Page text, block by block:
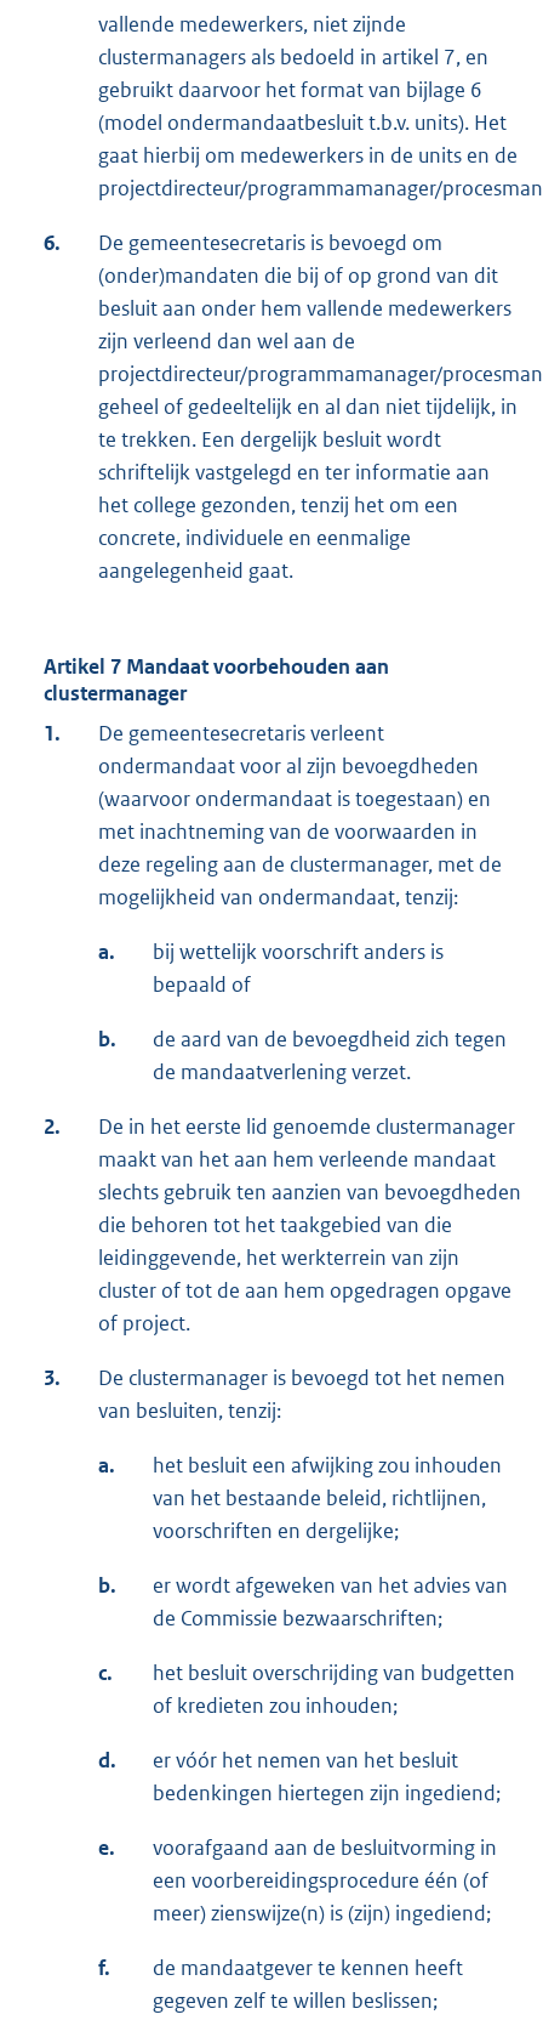
vallende medewerkers, niet zijnde
clustermanagers als bedoeld in artikel 7, en
gebruikt daarvoor het format van bijlage 6
(model ondermandaatbesluit t.b.v. units). Het
gaat hierbij om medewerkers in de units en de
projectdirecteur/programmamanager/
6.
De gemeentesecretaris is bevoegd om
(onder)mandaten die bij of op grond van dit
besluit aan onder hem vallende medewerkers
zijn verleend dan wel aan de
projectdirecteur/programmamanager/
geheel of gedeeltelijk en al dan niet tijdelijk, in
te trekken. Een dergelijk besluit wordt
schriftelijk vastgelegd en ter informatie aan
het college gezonden, tenzij het om een
concrete, individuele en eenmalige
aangelegenheid gaat.
Artikel 7 Mandaat voorbehouden aan
clustermanager
1.
De gemeentesecretaris verleent
ondermandaat voor al zijn bevoegdheden
(waarvoor ondermandaat is toegestaan) en
met inachtneming van de voorwaarden in
deze regeling aan de clustermanager, met de
mogelijkheid van ondermandaat, tenzij:
a.
bij wettelijk voorschrift anders is
bepaald of
b.
de aard van de bevoegdheid zich tegen
de mandaatverlening verzet.
2.
De in het eerste lid genoemde clustermanager
maakt van het aan hem verleende mandaat
slechts gebruik ten aanzien van bevoegdheden
die behoren tot het taakgebied van die
leidinggevende, het werkterrein van zijn
cluster of tot de aan hem opgedragen opgave
of project.
3.
De clustermanager is bevoegd tot het nemen
van besluiten, tenzij:
a.
het besluit een afwijking zou inhouden
van het bestaande beleid, richtlijnen,
voorschriften en dergelijke;
b.
er wordt afgeweken van het advies van
de Commissie bezwaarschriften;
c.
het besluit overschrijding van budgetten
of kredieten zou inhouden;
d.
er vóór het nemen van het besluit
bedenkingen hiertegen zijn ingediend;
e.
voorafgaand aan de besluitvorming in
een voorbereidingsprocedure één (of
meer) zienswijze(n) is (zijn) ingediend;
f.
de mandaatgever te kennen heeft
gegeven zelf te willen beslissen;